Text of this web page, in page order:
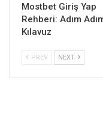
Mostbet Giriş Yap
Rehberi: Adım
Kılavuz
PREV NEXT